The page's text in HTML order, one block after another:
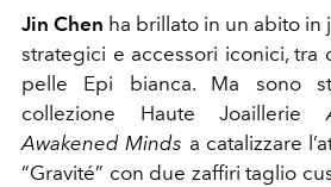
Jin Chen ha brillato in un abito in
strategici e accessori iconici, tra
pelle Epi bianca. Ma sono
collezione Haute Joaillerie
Awakened Minds a catalizzare
“Gravité” con due zaffiri taglio